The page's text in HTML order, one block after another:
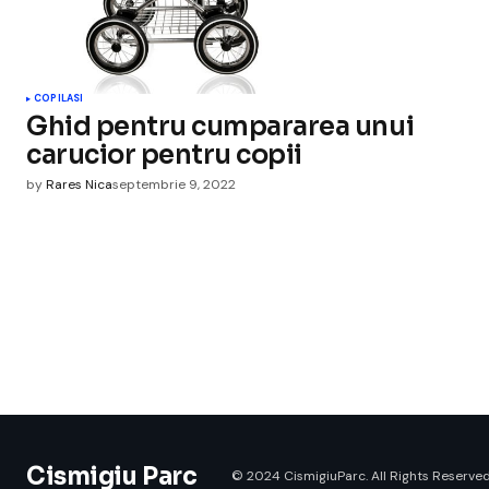
COPILASI
Ghid pentru cumpararea unui
carucior pentru copii
byRares Nicaseptembrie 9, 2022
Cismigiu Parc © 2024 CismigiuParc. All Rights